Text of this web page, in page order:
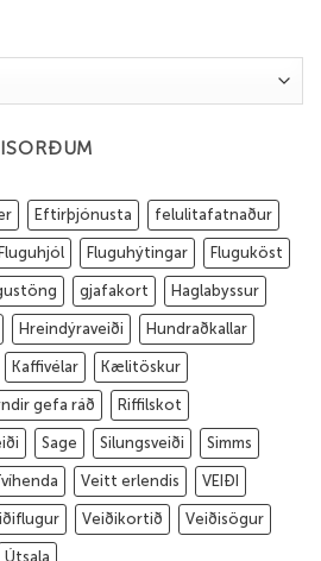
Eftirþjónusta felulitafatnaður
Fluguhjól Fluguhýtingar Fluguköst
gjafakort Haglabyssur
Hreindýraveiði Hundraðkallar
Kaffivélar Kælitöskur
gefa ráð Riffilskot
Sage Silungsveiði Simms
Veitt erlendis VEIÐI
Veiðikortið Veiðisögur
Útsala